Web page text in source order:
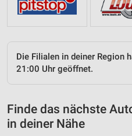
Die Filialen in deiner Region
21:00 Uhr geöffnet.
Finde das nächste
in deiner Nähe